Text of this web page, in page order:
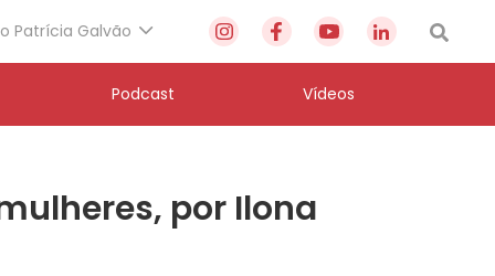
Patrícia Galvão
Podcast Vídeos
por Ilona